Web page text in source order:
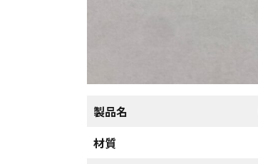
製品名
材質